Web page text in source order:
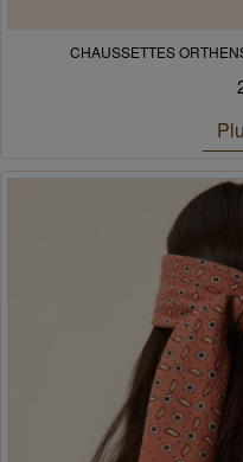
CHAUSSETTES